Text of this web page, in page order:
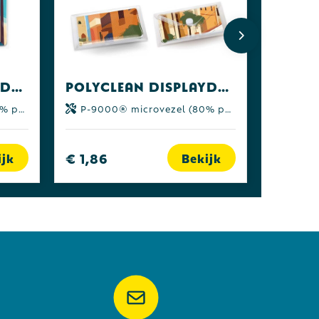
POLYCLEAN displaydoekje 15x15 cm in polyzakje, all-inclusive-pakket POLYCLEAN displaydoekje 18x15 cm in etui, all-inclusive-pakket
P-9000® microvezel (80% polyester | 20% polyamide)
€ 1,86 Bekijk